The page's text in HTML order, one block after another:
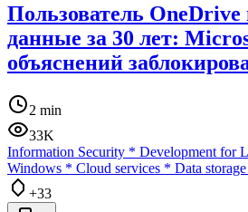
Пользователь OneDrive
данные за 30 лет:
объяснений
2 min
33K
Information Security * Development for
Windows * Cloud services * Data storage
+33